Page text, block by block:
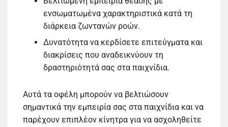
ενσωματωμένα χαρακτηριστικά κατά τη
διάρκεια ζωντανών ροών.
Δυνατότητα να κερδίσετε επιτεύγματα και
διακρίσεις που αναδεικνύουν τη
δραστηριότητά σας στα παιχνίδια.
Αυτά τα οφέλη μπορούν να βελτιώσουν
σημαντικά την εμπειρία σας στα παιχνίδια και να
παρέχουν επιπλέον κίνητρα για να ασχοληθείτε